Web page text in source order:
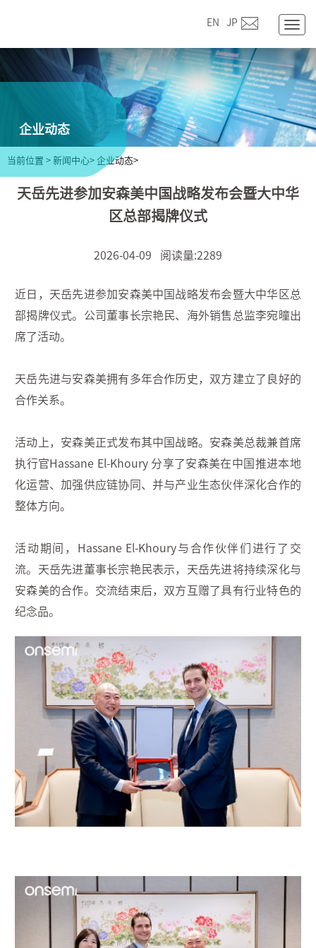
EN JP
企业动态
当前位置 > 新闻中心> 企业动态>
天岳先进参加安森美中国战略发布会暨大中华
区总部揭牌仪式
2026-04-09 阅读量:2289
近日，天岳先进参加安森美中国战略发布会暨大中华区总
部揭牌仪式。公司董事长宗艳民、海外销售总监李宛曈出
席了活动。
天岳先进与安森美拥有多年合作历史，双方建立了良好的
合作关系。
活动上，安森美正式发布其中国战略。安森美总裁兼首席
执行官 Hassane El‑Khoury 分享了安森美在中国推进本地
化运营、加强供应链协同、并与产业生态伙伴深化合作的
整体方向。
活动期间，
Hassane El-Khoury与合作伙伴们进行了交
流。天岳先进董事长宗艳民表示，天岳先进将持续深化与
安森美的合作。交流结束后，双方互赠了具有行业特色的
纪念品。